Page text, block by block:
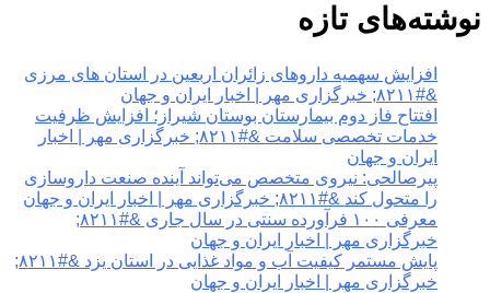
نوشته‌های تازه
افزایش سهمیه داروهای زائران اربعین در استان های مرزی
&#۸۲۱۱; خبرگزاری مهر | اخبار ایران و جهان
افتتاح فاز دوم بیمارستان بوستان شیراز؛ افزایش ظرفیت
خدمات تخصصی سلامت &#۸۲۱۱; خبرگزاری مهر | اخبار
ایران و جهان
پیرصالحی: نیروی متخصص می‌تواند آینده صنعت داروسازی
را متحول کند &#۸۲۱۱; خبرگزاری مهر | اخبار ایران و جهان
معرفی ۱۰۰ فرآورده سنتی در سال جاری &#۸۲۱۱;
خبرگزاری مهر | اخبار ایران و جهان
پایش مستمر کیفیت آب و مواد غذایی در استان یزد &#۸۲۱۱;
خبرگزاری مهر | اخبار ایران و جهان